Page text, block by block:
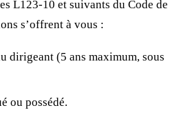
L123-10 et suivants du Code de
s’offrent à vous :
dirigeant (5 ans maximum, sous
ou possédé.